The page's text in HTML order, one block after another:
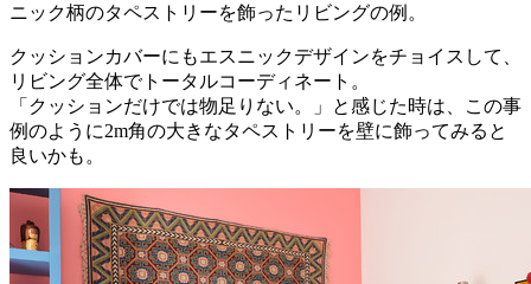
ニック柄のタペストリーを飾ったリビングの例。
クッションカバーにもエスニックデザインをチョイスして、
リビング全体でトータルコーディネート。
「クッションだけでは物足りない。」と感じた時は、この事
例のように2m角の大きなタペストリーを壁に飾ってみると
良いかも。